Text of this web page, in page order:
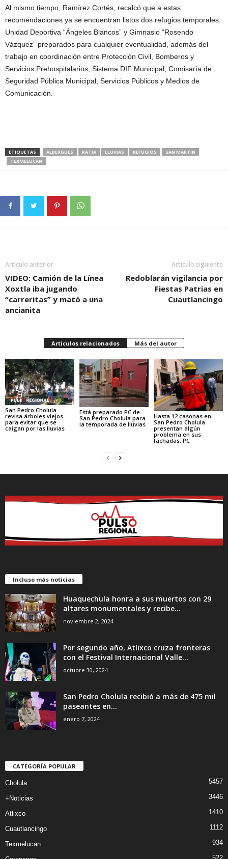
Al mismo tiempo, Ramírez Cortés, recalcó que a estas
recomendaciones ya se encuentran listos dos refugios temporales,
Unidad Deportiva “Ángeles Blancos” y Gimnasio “Rosendo
Vázquez” preparados para cualquier eventualidad, además del
trabajo en coordinación entre Protección Civil, Bomberos y
Servicios Prehospitalarios; Sistema DIF Municipal; Comisaría de
Seguridad Pública Municipal; Servicios Públicos y Medios de
Comunicación.
ETIQUETAS ALBERGUES KATIA LLUVIAS REFUGIOS
SAN MARTIN
TEXMELUCAN
Artículo anterior
VIDEO: Camión de la Línea
Xoxtla iba jugando
“carreritas” y mató a una
ancianita
Artículo siguiente
Redoblarán vigilancia por
Fiestas Patrias en
Cuautlancingo
Artículos relacionados Más del autor
San Pedro Cholula
revisa árboles viejos
para evitar que se
caigan por las lluvias
Está preparado PC de
San Pedro Cholula para
la temporada de lluvias
Hasta 12 casonas en
San Pedro Cholula
presentan algún
problema en sus
fachadas: PC
Incluso más noticias
Huaquechula honra a sus muertos con 29
altares monumentales y recibe...
noviembre 2, 2024
Por segundo año, Atlixco cruza fronteras
con el Festival Internacional Valle...
octubre 30, 2024
San Pedro Cholula recibió a más de 475 mil
paseantes en...
enero 7, 2024
CATEGORÍA POPULAR
Cholula 5457
+Noticias 3446
Atlixco 1410
Cuautlancingo 1112
Texmelucan 934